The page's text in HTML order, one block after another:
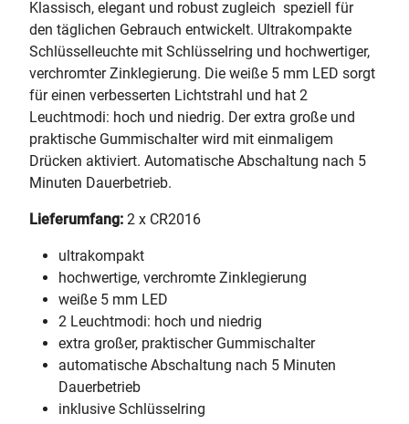
Klassisch, elegant und robust zugleich  speziell für
den täglichen Gebrauch entwickelt. Ultrakompakte
Schlüsselleuchte mit Schlüsselring und hochwertiger,
verchromter Zinklegierung. Die weiße 5 mm LED sorgt
für einen verbesserten Lichtstrahl und hat 2
Leuchtmodi: hoch und niedrig. Der extra große und
praktische Gummischalter wird mit einmaligem
Drücken aktiviert. Automatische Abschaltung nach 5
Minuten Dauerbetrieb.
Lieferumfang: 2 x CR2016
ultrakompakt
hochwertige, verchromte Zinklegierung
weiße 5 mm LED
2 Leuchtmodi: hoch und niedrig
extra großer, praktischer Gummischalter
automatische Abschaltung nach 5 Minuten
Dauerbetrieb
inklusive Schlüsselring